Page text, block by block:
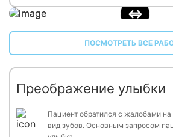
Преображение улыбки
Пациент обратился с жалобами
вид зубов. Основным запросом
ПОСМОТРЕТЬ ВСЕ